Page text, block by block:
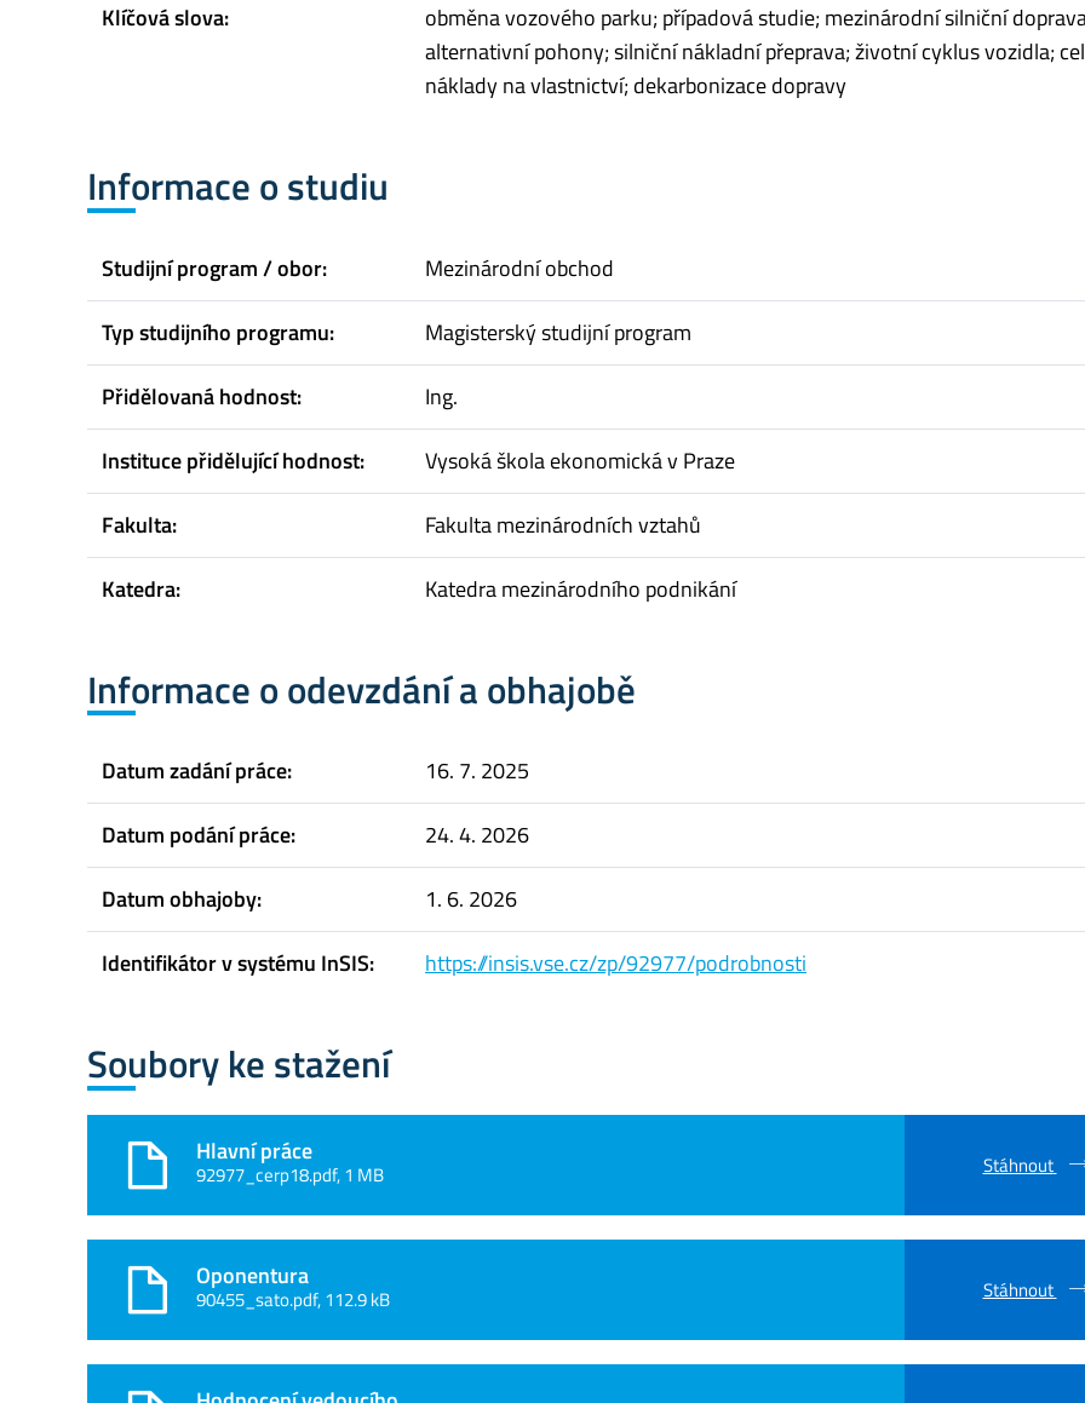
Klíčová slova:
obměna vozového parku; případová studie; mezinárodní silniční
alternativní pohony; silniční nákladní přeprava; životní cyklus vozidla;
náklady na vlastnictví; dekarbonizace dopravy
Informace o studiu
Studijní program / obor:
Mezinárodní obchod
Typ studijního programu:
Magisterský studijní program
Přidělovaná hodnost:
Ing.
Instituce přidělující hodnost:
Vysoká škola ekonomická v Praze
Fakulta:
Fakulta mezinárodních vztahů
Katedra:
Katedra mezinárodního podnikání
Informace o odevzdání a obhajobě
Datum zadání práce:
16. 7. 2025
Datum podání práce:
24. 4. 2026
Datum obhajoby:
1. 6. 2026
Identifikátor v systému InSIS:
https://insis.vse.cz/zp/92977/podrobnosti
Soubory ke stažení
Hlavní práce
92977_cerp18.pdf, 1 MB Stáhnout
Oponentura
90455_sato.pdf, 112.9 kB Stáhnout